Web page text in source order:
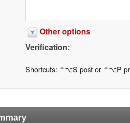
Other options
Verification:
Shortcuts: ⌃⌥S post or ⌃⌥P